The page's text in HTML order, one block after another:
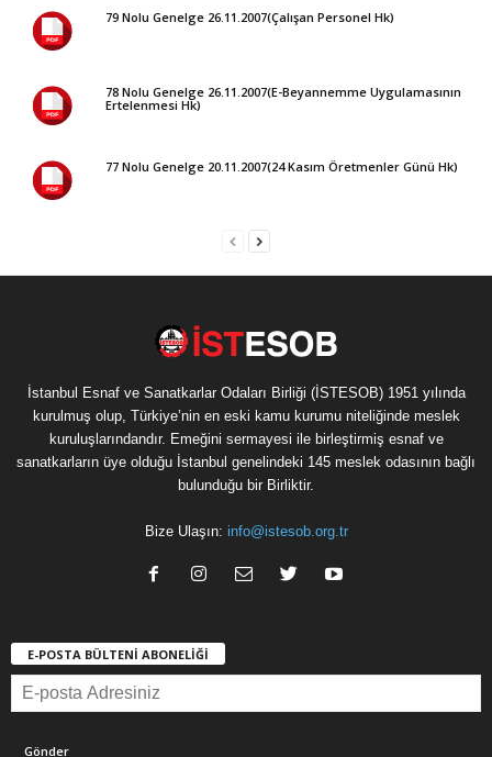
79 Nolu Genelge 26.11.2007(Çalışan Personel Hk)
78 Nolu Genelge 26.11.2007(E-Beyannemme Uygulamasının
Ertelenmesi Hk)
77 Nolu Genelge 20.11.2007(24 Kasım Öretmenler Günü Hk)
İstanbul Esnaf ve Sanatkarlar Odaları Birliği (İSTESOB) 1951 yılında
kurulmuş olup, Türkiye’nin en eski kamu kurumu niteliğinde meslek
kuruluşlarındandır. Emeğini sermayesi ile birleştirmiş esnaf ve
sanatkarların üye olduğu İstanbul genelindeki 145 meslek odasının bağlı
bulunduğu bir Birliktir.
Bize Ulaşın: info@istesob.org.tr
E-POSTA BÜLTENİ ABONELİĞİ